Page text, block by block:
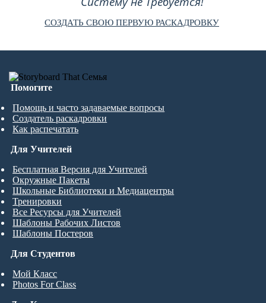
СОЗДАТЬ СВОЮ ПЕРВУЮ РАСКАДРОВКУ
Помогите
Помощь и часто задаваемые вопросы
Создатель раскадровки
Как распечатать
Для Студентов
Мой Класс
Photos For Class
Для Учителей
Бесплатная Версия для Учителей
Окружные Пакеты
Школьные Библиотеки и Медиацентры
Тренировки
Все Ресурсы для Учителей
Шаблоны Рабочих Листов
Шаблоны Постеров